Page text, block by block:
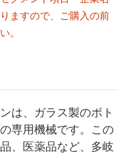
ますので、ご購入の前
。
は、ガラス製のボト
専用機械です。この
、医薬品など、多岐